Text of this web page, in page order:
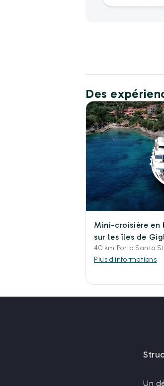
Des
Mini-croisière en
sur les îles de
40 km Porto Santo
Plus d'informations
Un